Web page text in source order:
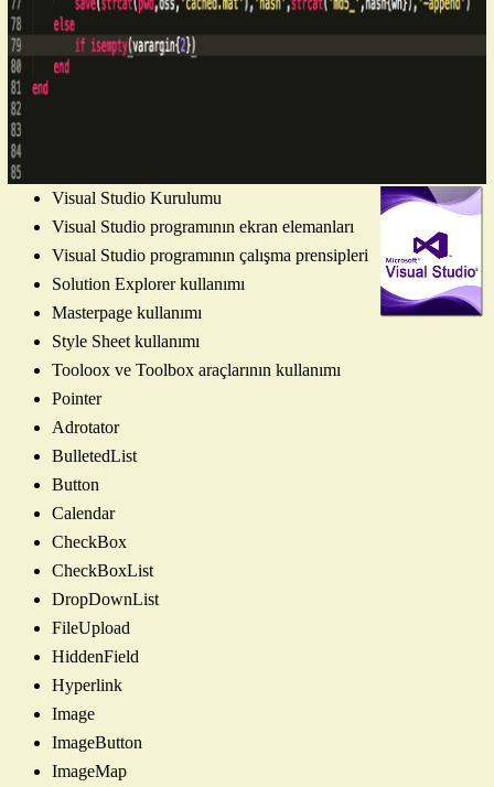
Visual Studio Kurulumu
Visual Studio programının ekran elemanları
Visual Studio programının çalışma prensipleri
Solution Explorer kullanımı
Masterpage kullanımı
Style Sheet kullanımı
Tooloox ve Toolbox araçlarının kullanımı
Pointer
Adrotator
BulletedList
Button
Calendar
CheckBox
CheckBoxList
DropDownList
FileUpload
HiddenField
Hyperlink
Image
ImageButton
ImageMap